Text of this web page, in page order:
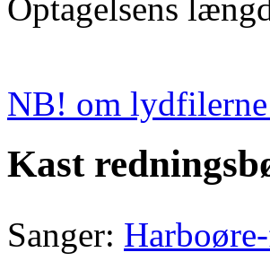
Optagelsens
NB! om
Kast
Sanger: